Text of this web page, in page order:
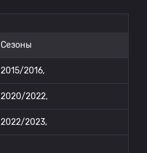
Сезоны
2015/2016,
2020/2022,
2022/2023,